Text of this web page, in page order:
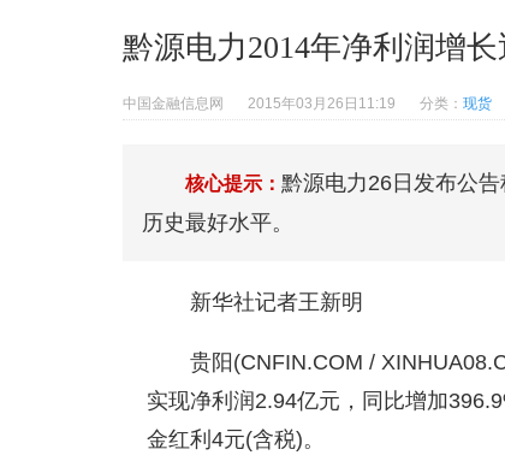
黔源电力2014年净利润增长
中国金融信息网 2015年03月26日11:19 分类： 现货
核心提示： 黔源电力26日发布公
历史最好水平。
新华社记者王新明
贵阳(CNFIN.COM /
实现净利润2.94亿元，同比增加
金红利4元(含税)。